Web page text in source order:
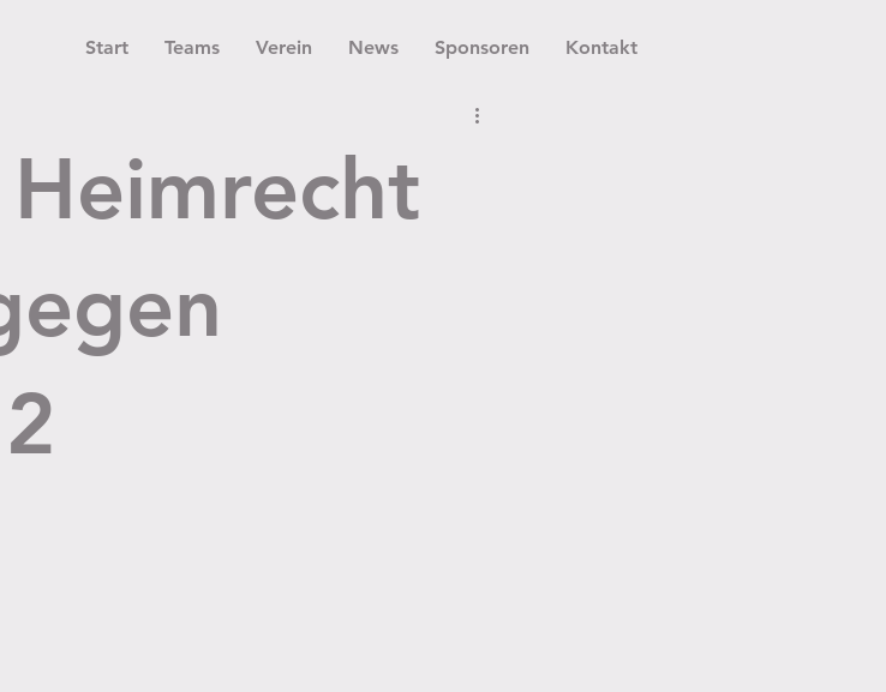
Start Teams Verein News Sponsoren Kontakt